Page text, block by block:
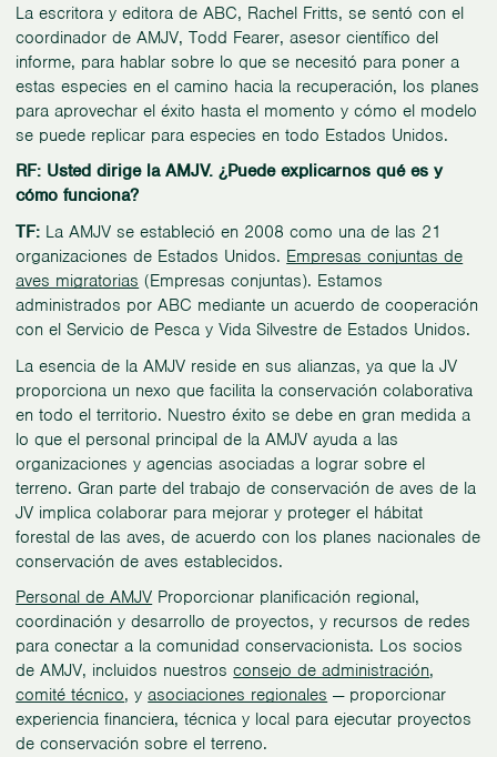
La escritora y editora de ABC, Rachel Fritts, se sentó con el
coordinador de AMJV, Todd Fearer, asesor científico del
informe, para hablar sobre lo que se necesitó para poner a
estas especies en el camino hacia la recuperación, los planes
para aprovechar el éxito hasta el momento y cómo el modelo
se puede replicar para especies en todo Estados Unidos.
RF: Usted dirige la AMJV. ¿Puede explicarnos qué es y
cómo funciona?
TF: La AMJV se estableció en 2008 como una de las 21
organizaciones de Estados Unidos. Empresas conjuntas de
aves migratorias (Empresas conjuntas). Estamos
administrados por ABC mediante un acuerdo de cooperación
con el Servicio de Pesca y Vida Silvestre de Estados Unidos.
La esencia de la AMJV reside en sus alianzas, ya que la JV
proporciona un nexo que facilita la conservación colaborativa
en todo el territorio. Nuestro éxito se debe en gran medida a
lo que el personal principal de la AMJV ayuda a las
organizaciones y agencias asociadas a lograr sobre el
terreno. Gran parte del trabajo de conservación de aves de la
JV implica colaborar para mejorar y proteger el hábitat
forestal de las aves, de acuerdo con los planes nacionales de
conservación de aves establecidos.
Personal de AMJV Proporcionar planificación regional,
coordinación y desarrollo de proyectos, y recursos de redes
para conectar a la comunidad conservacionista. Los socios
de AMJV, incluidos nuestrosconsejo de administración,
comité técnico, yasociaciones regionales — proporcionar
experiencia financiera, técnica y local para ejecutar proyectos
de conservación sobre el terreno.